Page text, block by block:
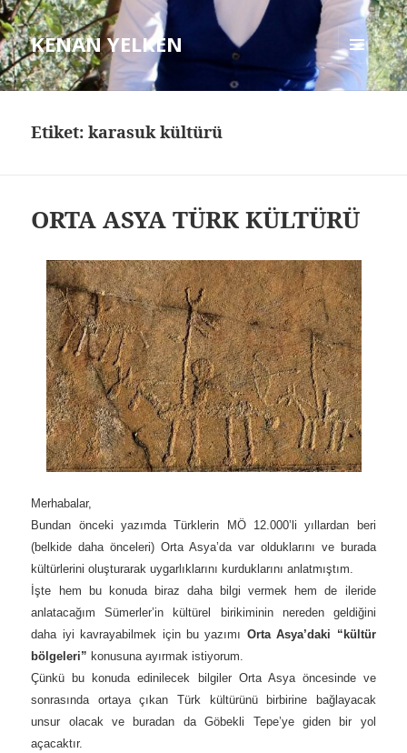
KENAN YELKEN
MENÜ
VE
Etiket: karasuk kültürü
ORTA ASYA TÜRK KÜLTÜRÜ
Merhabalar,
Bundan önceki yazımda Türklerin MÖ 12.000’li yıllardan beri
(belkide daha önceleri) Orta Asya’da var olduklarını ve burada
kültürlerini oluşturarak uygarlıklarını kurduklarını anlatmıştım.
İşte hem bu konuda biraz daha bilgi vermek hem de ileride
anlatacağım Sümerler’in kültürel birikiminin nereden geldiğini
daha iyi kavrayabilmek için bu yazımı Orta Asya’daki “kültür
bölgeleri” konusuna ayırmak istiyorum.
Çünkü bu konuda edinilecek bilgiler Orta Asya öncesinde ve
sonrasında ortaya çıkan Türk kültürünü birbirine bağlayacak
unsur olacak ve buradan da Göbekli Tepe’ye giden bir yol
açacaktır.